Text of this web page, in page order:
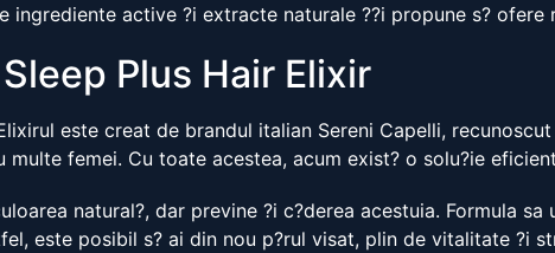
ingrediente active ?i extracte naturale ??i propune s?
Plus Hair Elixir
este creat de brandul italian Sereni Capelli,
femei. Cu toate acestea, acum exist? o solu?ie
natural?, dar previne ?i c?derea acestuia. Formula
este posibil s? ai din nou p?rul visat, plin de vitalitate ?i